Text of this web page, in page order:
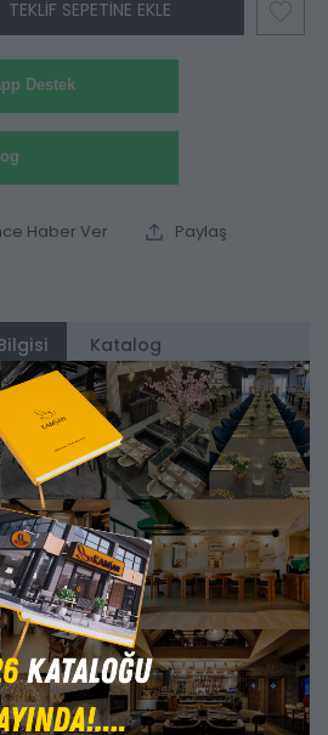
TEKLIF SEPETINE EKLE
Destek
Haber Ver Paylaş
Katalog